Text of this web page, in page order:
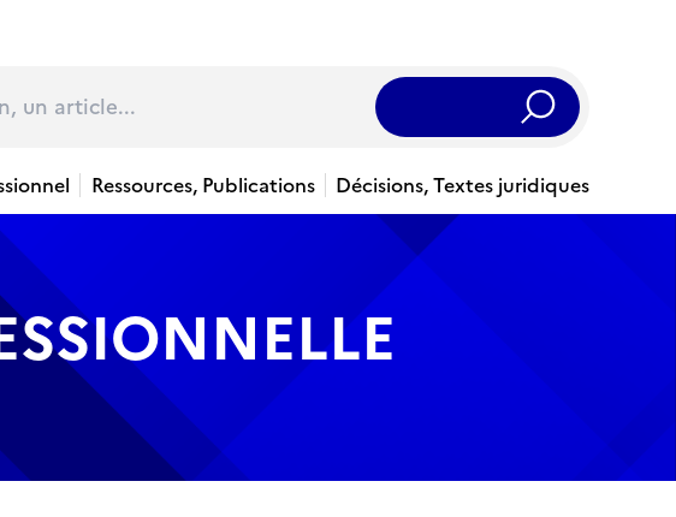
Rechercher
Ressources, Publications Décisions, Textes juridiques